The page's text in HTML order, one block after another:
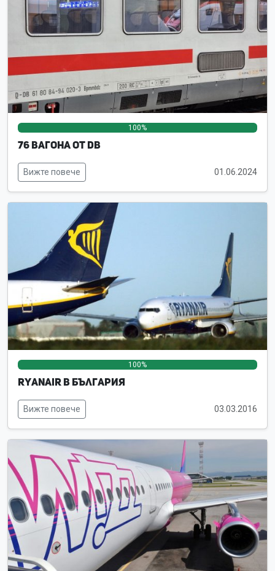
100%
76 вагона от DB
Вижте повече 01.06.2024
100%
Ryanair в България
Вижте повече 03.03.2016